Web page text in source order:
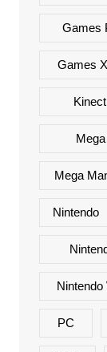
Games
Games
Kinect
Mega
Nintendo
Nintendo
PC